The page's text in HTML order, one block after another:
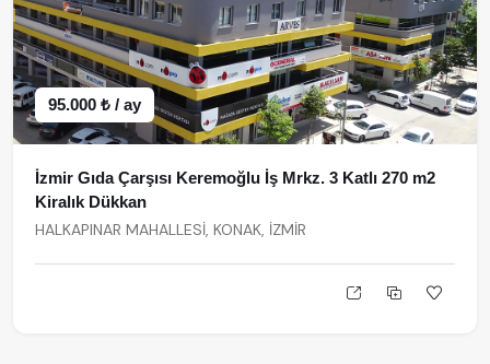
95.000 ₺ / ay
İzmir Gıda Çarşısı Keremoğlu İş Mrkz. 3 Katlı 270 m2
Kiralık Dükkan
HALKAPINAR MAHALLESİ, KONAK, İZMİR